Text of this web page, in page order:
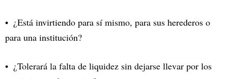
¿Está invirtiendo para sí mismo, para sus herederos o
para una institución?
¿Tolerará la falta de liquidez sin dejarse llevar por los